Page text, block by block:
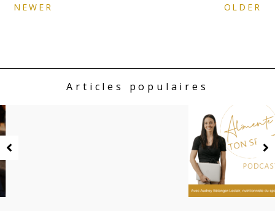
NEWER OLDER
Articles populaires